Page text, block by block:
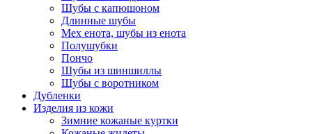
Шубы с капюшоном
Длинные шубы
Мех енота, шубы из енота
Полушубки
Пончо
Шубы из шиншиллы
Шубы с воротником
Дубленки
Изделия из кожи
Зимние кожаные куртки